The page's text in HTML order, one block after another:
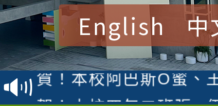
English 中
賀！本校參加桃園市中
賽 洪綺君教師榮獲社
名
賀！本校阿巴斯O蜜、
倩參加桃園市科展 國
賀！本校四年二班張O